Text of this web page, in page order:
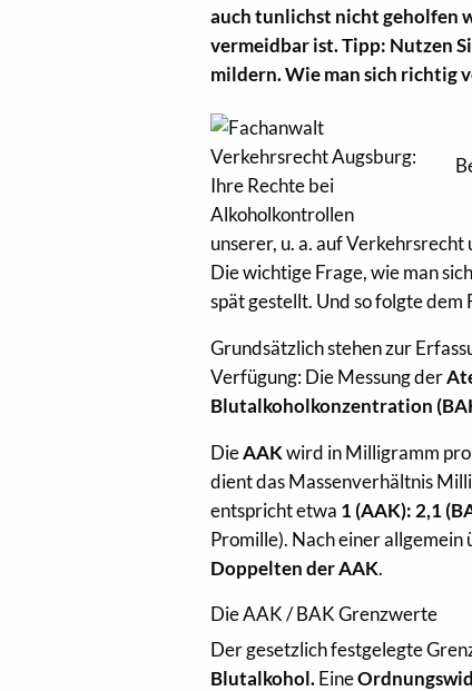
auch tunlichst nicht geholfen
vermeidbar ist. Tipp: Nutzen
mildern. Wie man sich richtig
unserer, u. a. auf
Die wichtige Frage, wie man
spät gestellt. Und so folgte dem
Grundsätzlich stehen zur
Verfügung: Die Messung der
Blutalkoholkonzentration
DieAAKwird in Milligramm
dient das Massenverhältnis
entspricht etwa 1 (AAK): 2,1
Promille). Nach einer
Doppelten der AAK.
Die AAK / BAK Grenzwerte
Der gesetzlich festgelegte
Blutalkohol.Eine